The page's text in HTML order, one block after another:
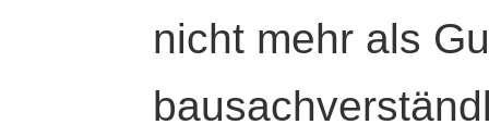
nicht mehr als